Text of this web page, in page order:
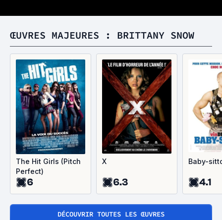
ŒUVRES MAJEURES : BRITTANY SNOW
The Hit Girls (Pitch
Perfect)
6
X
6.3
Baby-
4.1
DÉCOUVRIR TOUTES LES ŒUVRES